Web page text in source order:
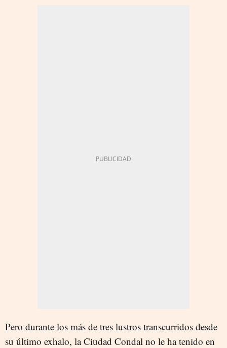
Pero durante los más de tres lustros transcurridos desde
su último exhalo, la Ciudad Condal no le ha tenido en